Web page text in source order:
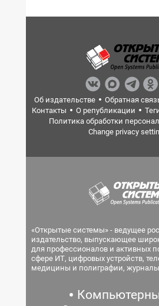
Об издательстве Обратная
Контакты
О републикации
Политика обработки
Change privacy
«Открытые системы» - ведущее
издательство, выпускающее
для профессионалов и активных
сфере ИТ, цифровых устройств,
медицины и полиграфии, журналы